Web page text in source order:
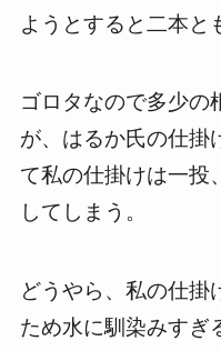
ようとすると二本と
ゴロタなので多少の
が、はるか氏の仕掛
て私の仕掛けは一投
してしまう。
どうやら、私の仕掛
ため水に馴染みすぎ